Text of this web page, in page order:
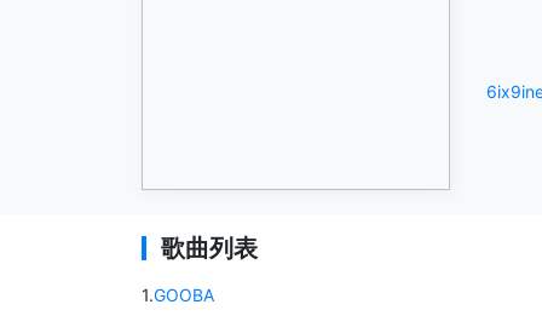
歌曲列表
1.GOOBA